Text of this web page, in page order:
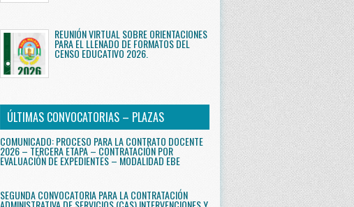
REUNIÓN VIRTUAL SOBRE ORIENTACIONES
PARA EL LLENADO DE FORMATOS DEL
CENSO EDUCATIVO 2026.
ÚLTIMAS CONVOCATORIAS – PLAZAS
COMUNICADO: PROCESO PARA LA CONTRATO DOCENTE
2026 – TERCERA ETAPA – CONTRATACIÓN POR
EVALUACIÓN DE EXPEDIENTES – MODALIDAD EBE
SEGUNDA CONVOCATORIA PARA LA CONTRATACIÓN